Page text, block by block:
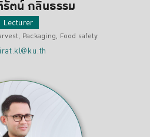
ตน์ กลิ่นธรรม
Lecturer
Packaging, Food safety